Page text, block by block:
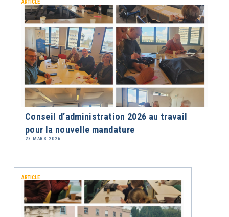
ARTICLE
Conseil d’administration 2026 au travail
pour la nouvelle mandature
28 MARS 2026
ARTICLE